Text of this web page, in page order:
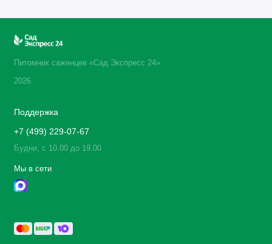
Питомник саженцев «Сад Экспресс 24»
2026
Поддержка
+7 (499) 229-07-67
Будни, с 10.00 до 19.00
Мы в сети